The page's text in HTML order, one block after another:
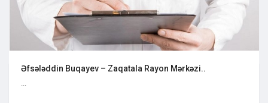
Əfsələddin Buqayev – Zaqatala Rayon Mərkəzi..
...